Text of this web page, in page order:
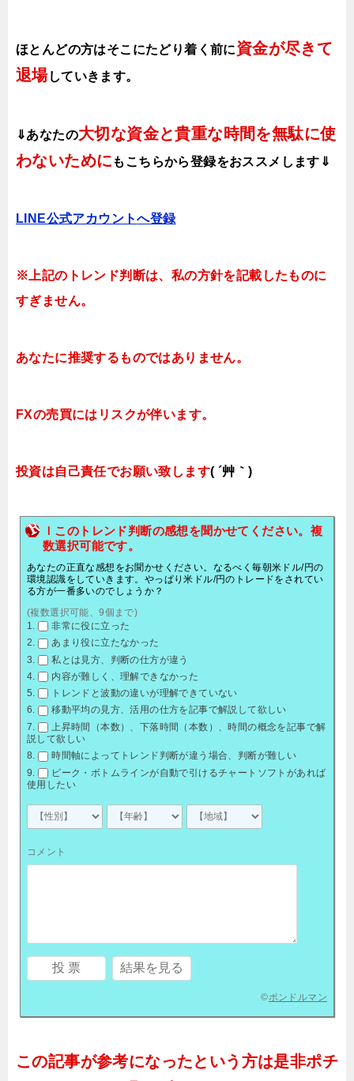
ほとんどの方はそこにたどり着く前に資金が尽きて
退場していきます。
⇓あなたの大切な資金と貴重な時間を無駄に使
わないために も こちらから登録をおススメします⇓
LINE公式アカウントへ登録
※上記のトレンド判断は、私の方針を記載したものに
すぎません。
あなたに推奨するものではありません。
FXの売買にはリスクが伴います。
投資は自己責任でお願い致します( ´艸｀)
ｌこのトレンド判断の感想を聞かせてください。複
数選択可能です。
あなたの正直な感想をお聞かせください。なるべく毎朝米ドル/円の
環境認識をしていきます。やっぱり米ドル/円のトレードをされてい
る方が一番多いのでしょうか？
(複数選択可能、9個まで)
非常に役に立った
あまり役に立たなかった
私とは見方、判断の仕方が違う
内容が難しく、理解できなかった
トレンドと波動の違いが理解できていない
移動平均の見方、活用の仕方を記事で解説して欲しい
上昇時間（本数）、下落時間（本数）、時間の概念を記事で解
説して欲しい
時間軸によってトレンド判断が違う場合、判断が難しい
ピーク・ボトムラインが自動で引けるチャートソフトがあれば
使用したい
コメント
©ポンドルマン
この記事が参考になったという方は是非ポチ